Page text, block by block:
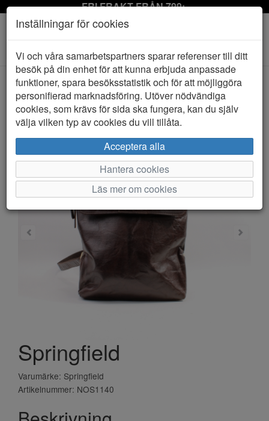
FRI FRAKT FRÅN 799:-
Toggle
navigation
HEM SPRINGFIELD
Springfield
Varumärke: Springfield
Artikelnummer: NOS1140
Inställningar för cookies
Vi och våra samarbetspartners sparar referenser till ditt
besök på din enhet för att kunna erbjuda anpassade
funktioner, spara besöksstatistik och för att möjliggöra
personifierad marknadsföring. Utöver nödvändiga
cookies, som krävs för sida ska fungera, kan du själv
välja vilken typ av cookies du vill tillåta.
Acceptera alla
Hantera cookies
Läs mer om cookies